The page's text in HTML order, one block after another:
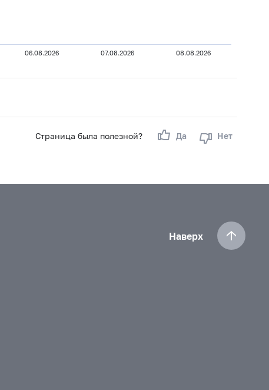
06.08.2026 07.08.2026 08.08.2026
Страница была полезной? Да Нет
Наверх